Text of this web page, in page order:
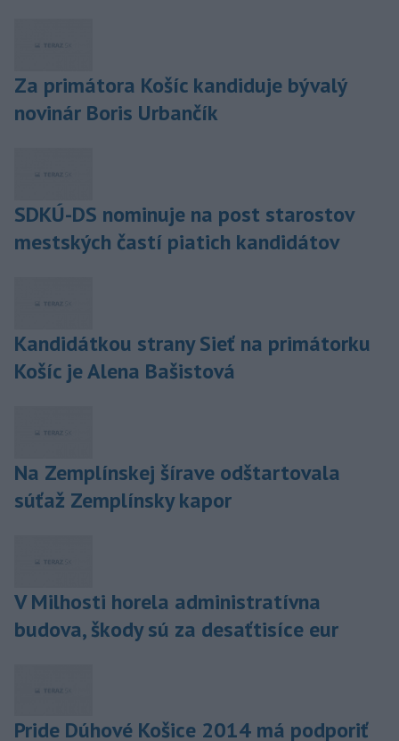
Za primátora Košíc kandiduje bývalý
novinár Boris Urbančík
SDKÚ-DS nominuje na post starostov
mestských častí piatich kandidátov
Kandidátkou strany Sieť na primátorku
Košíc je Alena Bašistová
Na Zemplínskej šírave odštartovala
súťaž Zemplínsky kapor
V Milhosti horela administratívna
budova, škody sú za desaťtisíce eur
Pride Dúhové Košice 2014 má podporiť